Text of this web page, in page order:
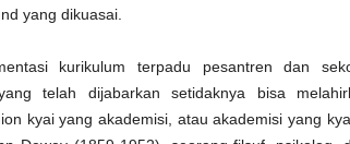
yang dikuasai.
kurikulum terpadu pesantren dan s
telah dijabarkan setidaknya bisa
kyaiyang akademisi, atau akademisi yang